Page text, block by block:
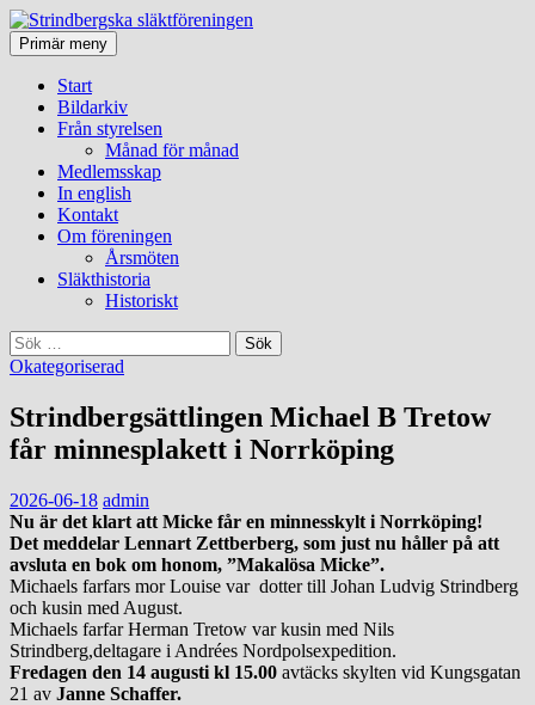
Strindbergska släktföreningen
SökPrimär meny Gå
till
Start
Bildarkiv
Från styrelsen
Månad för månad
Medlemsskap
In english
Kontakt
Om föreningen
Årsmöten
Släkthistoria
Historiskt
Sök
efter:
Okategoriserad
Strindbergsättlingen Michael B Tretow
får minnesplakett i Norrköping
2026-06-18 admin
Nu är det klart att Micke får en minnesskylt i Norrköping!
Det meddelar Lennart Zettberberg, som just nu håller på att
avsluta en bok om honom, ”Makalösa Micke”.
Michaels farfars mor Louise var dotter till Johan Ludvig Strindberg
och kusin med August.
Michaels farfar Herman Tretow var kusin med Nils
Strindberg,deltagare i Andrées Nordpolsexpedition.
Fredagen den 14 augusti kl 15.00 avtäcks skylten vid Kungsgatan
21 av Janne Schaffer.